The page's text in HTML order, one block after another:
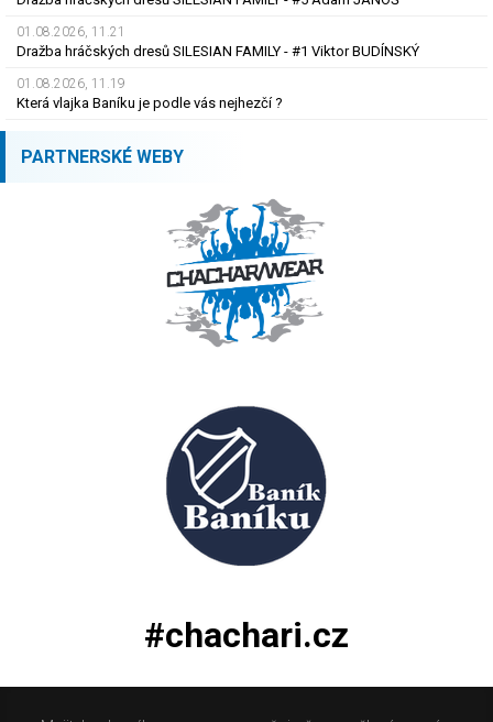
01.08.2026, 11.21
Dražba hráčských dresů SILESIAN FAMILY - #1 Viktor BUDÍNSKÝ
01.08.2026, 11.19
Která vlajka Baníku je podle vás nejhezčí ?
PARTNERSKÉ WEBY
#chachari.cz